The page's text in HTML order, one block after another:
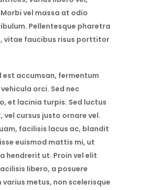
vel massa at odio
Pellentesque pharetra
vitae faucibus risus porttitor
est accumsan, fermentum
orci. Sed nec
et lacinia turpis. Sed luctus
cursus justo ornare vel.
facilisis lacus ac, blandit
euismod mattis mi, ut
hendrerit ut. Proin vel elit
libero, a posuere
varius metus, non scelerisque